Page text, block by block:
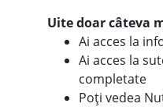
Uite doar câteva
Ai acces la
Ai acces la
completate
Poți vedea